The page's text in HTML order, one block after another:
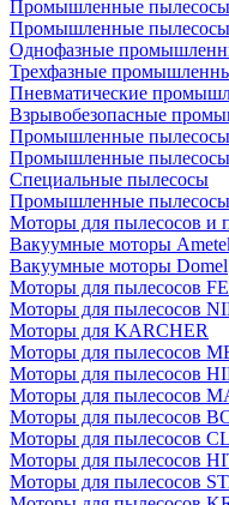
Промышленные
Промышленные
Однофазные
Трехфазные
Пневматические
Взрывобезопасные
Промышленные пылесосы
Промышленные
Специальные пылесосы
Промышленные
Моторы для пылесосов и
Вакуумные моторы
Вакуумные моторы Domel
Моторы для пылесосов
Моторы для пылесосов
Моторы для KARCHER
Моторы для пылесосов
Моторы для пылесосов
Моторы для пылесосов
Моторы для пылесосов
Моторы для пылесосов
Моторы для пылесосов
Моторы для пылесосов